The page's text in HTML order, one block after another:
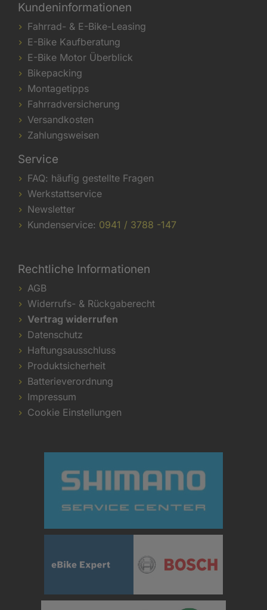
Kundeninformationen
Fahrrad- & E-Bike-Leasing
E-Bike Kaufberatung
E-Bike Motor Überblick
Bikepacking
Montagetipps
Fahrradversicherung
Versandkosten
Zahlungsweisen
Service
FAQ: häufig gestellte Fragen
Werkstattservice
Newsletter
Kundenservice: 0941 / 3788 -147
Rechtliche Informationen
AGB
Widerrufs- & Rückgaberecht
Vertrag widerrufen
Datenschutz
Haftungsausschluss
Produktsicherheit
Batterieverordnung
Impressum
Cookie Einstellungen